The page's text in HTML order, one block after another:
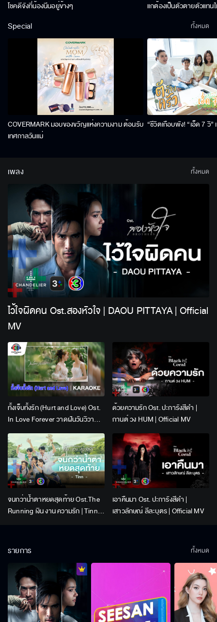
โชคดีจังที่น้องนีนอยู่ข้างๆ แกต้องเป็นตัวตายตัวแทน
Special
COVERMARK มอบของขวัญแห่งความงาม ต้อนรับ
เทศกาลวันแม่
“ชีวิตเกือบพัง! “เอ็ด 7 วิ
ทั้งหมด
เพลง
ไว้ใจผิดคน Ost.สองหัวใจ | DAOU PITTAYA | Official
MV
ทั้งเจ็บทั้งรัก (Hurt and Love) Ost.
In Love Forever วาดฝันวันวิวาห์ |
Lingling Kwong x Orm
Kornnaphat | Official Karaoke
ด้วยความรัก Ost. ปะการังสีดำ |
กานต์ วง HUM | Official MV
จนกว่าน้ำตาหยดสุดท้าย Ost.The
Running เงิน งาน ความรัก | Tinn |
เอาคืนมา Ost. ปะการังสีดำ |
เสาวลักษณ์ ลีละบุตร | Official MV
ทั้งหมด
รายการ ทั้งหมด